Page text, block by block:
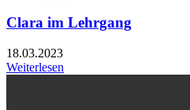
Clara im Lehrgang
18.03.2023
Weiterlesen